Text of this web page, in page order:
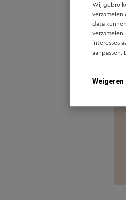
Wij
data
interesses
aanpassen.
Weigeren